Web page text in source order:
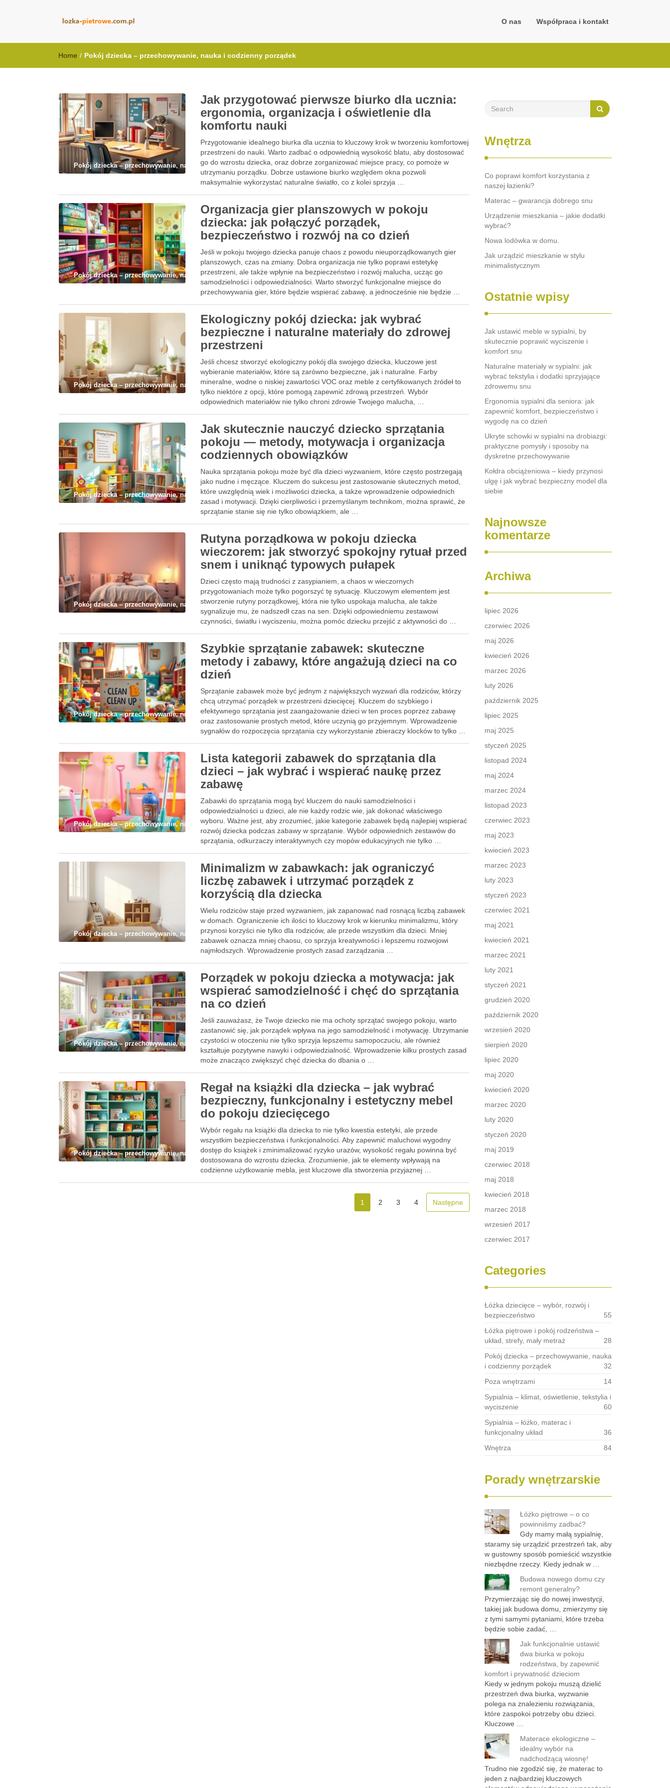
O nas Współpraca i kontakt
Home / Pokój dziecka – przechowywanie, nauka i codzienny porządek
Pokój dziecka – przechowywanie, nauka i codzienny porządek
Jak przygotować pierwsze biurko dla ucznia:
ergonomia, organizacja i oświetlenie dla
komfortu nauki
Przygotowanie idealnego biurka dla ucznia to kluczowy krok w tworzeniu komfortowej
przestrzeni do nauki. Warto zadbać o odpowiednią wysokość blatu, aby dostosować
go do wzrostu dziecka, oraz dobrze zorganizować miejsce pracy, co pomoże w
utrzymaniu porządku. Dobrze ustawione biurko względem okna pozwoli
maksymalnie wykorzystać naturalne światło, co z kolei sprzyja …
Pokój dziecka – przechowywanie, nauka i codzienny porządek
Organizacja gier planszowych w pokoju
dziecka: jak połączyć porządek,
bezpieczeństwo i rozwój na co dzień
Jeśli w pokoju twojego dziecka panuje chaos z powodu nieuporządkowanych gier
planszowych, czas na zmiany. Dobra organizacja nie tylko poprawi estetykę
przestrzeni, ale także wpłynie na bezpieczeństwo i rozwój malucha, ucząc go
samodzielności i odpowiedzialności. Warto stworzyć funkcjonalne miejsce do
przechowywania gier, które będzie wspierać zabawę, a jednocześnie nie będzie …
Pokój dziecka – przechowywanie, nauka i codzienny porządek
Ekologiczny pokój dziecka: jak wybrać
bezpieczne i naturalne materiały do zdrowej
przestrzeni
Jeśli chcesz stworzyć ekologiczny pokój dla swojego dziecka, kluczowe jest
wybieranie materiałów, które są zarówno bezpieczne, jak i naturalne. Farby
mineralne, wodne o niskiej zawartości VOC oraz meble z certyfikowanych źródeł to
tylko niektóre z opcji, które pomogą zapewnić zdrową przestrzeń. Wybór
odpowiednich materiałów nie tylko chroni zdrowie Twojego malucha, …
Pokój dziecka – przechowywanie, nauka i codzienny porządek
Jak skutecznie nauczyć dziecko sprzątania
pokoju — metody, motywacja i organizacja
codziennych obowiązków
Nauka sprzątania pokoju może być dla dzieci wyzwaniem, które często postrzegają
jako nudne i męczące. Kluczem do sukcesu jest zastosowanie skutecznych metod,
które uwzględnią wiek i możliwości dziecka, a także wprowadzenie odpowiednich
zasad i motywacji. Dzięki cierpliwości i przemyślanym technikom, można sprawić, że
sprzątanie stanie się nie tylko obowiązkiem, ale …
Pokój dziecka – przechowywanie, nauka i codzienny porządek
Rutyna porządkowa w pokoju dziecka
wieczorem: jak stworzyć spokojny rytuał przed
snem i uniknąć typowych pułapek
Dzieci często mają trudności z zasypianiem, a chaos w wieczornych
przygotowaniach może tylko pogorszyć tę sytuację. Kluczowym elementem jest
stworzenie rutyny porządkowej, która nie tylko uspokaja malucha, ale także
sygnalizuje mu, że nadszedł czas na sen. Dzięki odpowiedniemu zestawowi
czynności, światłu i wyciszeniu, można pomóc dziecku przejść z aktywności do …
Pokój dziecka – przechowywanie, nauka i codzienny porządek
Szybkie sprzątanie zabawek: skuteczne
metody i zabawy, które angażują dzieci na co
dzień
Sprzątanie zabawek może być jednym z największych wyzwań dla rodziców, którzy
chcą utrzymać porządek w przestrzeni dziecięcej. Kluczem do szybkiego i
efektywnego sprzątania jest zaangażowanie dzieci w ten proces poprzez zabawę
oraz zastosowanie prostych metod, które uczynią go przyjemnym. Wprowadzenie
sygnałów do rozpoczęcia sprzątania czy wykorzystanie zbieraczy klocków to tylko …
Pokój dziecka – przechowywanie, nauka i codzienny porządek
Lista kategorii zabawek do sprzątania dla
dzieci – jak wybrać i wspierać naukę przez
zabawę
Zabawki do sprzątania mogą być kluczem do nauki samodzielności i
odpowiedzialności u dzieci, ale nie każdy rodzic wie, jak dokonać właściwego
wyboru. Ważne jest, aby zrozumieć, jakie kategorie zabawek będą najlepiej wspierać
rozwój dziecka podczas zabawy w sprzątanie. Wybór odpowiednich zestawów do
sprzątania, odkurzaczy interaktywnych czy mopów edukacyjnych nie tylko …
Pokój dziecka – przechowywanie, nauka i codzienny porządek
Minimalizm w zabawkach: jak ograniczyć
liczbę zabawek i utrzymać porządek z
korzyścią dla dziecka
Wielu rodziców staje przed wyzwaniem, jak zapanować nad rosnącą liczbą zabawek
w domach. Ograniczenie ich ilości to kluczowy krok w kierunku minimalizmu, który
przynosi korzyści nie tylko dla rodziców, ale przede wszystkim dla dzieci. Mniej
zabawek oznacza mniej chaosu, co sprzyja kreatywności i lepszemu rozwojowi
najmłodszych. Wprowadzenie prostych zasad zarządzania …
Pokój dziecka – przechowywanie, nauka i codzienny porządek
Porządek w pokoju dziecka a motywacja: jak
wspierać samodzielność i chęć do sprzątania
na co dzień
Jeśli zauważasz, że Twoje dziecko nie ma ochoty sprzątać swojego pokoju, warto
zastanowić się, jak porządek wpływa na jego samodzielność i motywację. Utrzymanie
czystości w otoczeniu nie tylko sprzyja lepszemu samopoczuciu, ale również
kształtuje pozytywne nawyki i odpowiedzialność. Wprowadzenie kilku prostych zasad
może znacząco zwiększyć chęć dziecka do dbania o …
Pokój dziecka – przechowywanie, nauka i codzienny porządek
Regał na książki dla dziecka – jak wybrać
bezpieczny, funkcjonalny i estetyczny mebel
do pokoju dziecięcego
Wybór regału na książki dla dziecka to nie tylko kwestia estetyki, ale przede
wszystkim bezpieczeństwa i funkcjonalności. Aby zapewnić maluchowi wygodny
dostęp do książek i zminimalizować ryzyko urazów, wysokość regału powinna być
dostosowana do wzrostu dziecka. Zrozumienie, jak te elementy wpływają na
codzienne użytkowanie mebla, jest kluczowe dla stworzenia przyjaznej …
1 2 3 4 Następne
Wnętrza
Co poprawi komfort korzystania z
naszej łazienki?
Materac – gwarancja dobrego snu
Urządzenie mieszkania – jakie dodatki
wybrać?
Nowa lodówka w domu.
Jak urządzić mieszkanie w stylu
minimalistycznym
Ostatnie wpisy
Jak ustawić meble w sypialni, by
skutecznie poprawić wyciszenie i
komfort snu
Naturalne materiały w sypialni: jak
wybrać tekstylia i dodatki sprzyjające
zdrowemu snu
Ergonomia sypialni dla seniora: jak
zapewnić komfort, bezpieczeństwo i
wygodę na co dzień
Ukryte schowki w sypialni na drobiazgi:
praktyczne pomysły i sposoby na
dyskretne przechowywanie
Kołdra obciążeniowa – kiedy przynosi
ulgę i jak wybrać bezpieczny model dla
siebie
Najnowsze
komentarze
Archiwa
lipiec 2026
czerwiec 2026
maj 2026
kwiecień 2026
marzec 2026
luty 2026
październik 2025
lipiec 2025
maj 2025
styczeń 2025
listopad 2024
maj 2024
marzec 2024
listopad 2023
czerwiec 2023
maj 2023
kwiecień 2023
marzec 2023
luty 2023
styczeń 2023
czerwiec 2021
maj 2021
kwiecień 2021
marzec 2021
luty 2021
styczeń 2021
grudzień 2020
październik 2020
wrzesień 2020
sierpień 2020
lipiec 2020
maj 2020
kwiecień 2020
marzec 2020
luty 2020
styczeń 2020
maj 2019
czerwiec 2018
maj 2018
kwiecień 2018
marzec 2018
wrzesień 2017
czerwiec 2017
Categories
Łóżka dziecięce – wybór, rozwój i
bezpieczeństwo
55
Łóżka piętrowe i pokój rodzeństwa –
układ, strefy, mały metraż
28
Pokój dziecka – przechowywanie, nauka
i codzienny porządek
32
Poza wnętrzami
14
Sypialnia – klimat, oświetlenie, tekstylia i
wyciszenie
60
Sypialnia – łóżko, materac i
funkcjonalny układ
36
Wnętrza
84
Porady wnętrzarskie
Łóżko piętrowe – o co
powinniśmy zadbać?
Gdy mamy małą sypialnię,
staramy się urządzić przestrzeń tak, aby
w gustowny sposób pomieścić wszystkie
niezbędne rzeczy. Kiedy jednak w …
Budowa nowego domu czy
remont generalny?
Przymierzając się do nowej inwestycji,
takiej jak budowa domu, zmierzymy się
z tymi samymi pytaniami, które trzeba
będzie sobie zadać, …
Jak funkcjonalnie ustawić
dwa biurka w pokoju
rodzeństwa, by zapewnić
komfort i prywatność dzieciom
Kiedy w jednym pokoju muszą dzielić
przestrzeń dwa biurka, wyzwanie
polega na znalezieniu rozwiązania,
które zaspokoi potrzeby obu dzieci.
Kluczowe …
Materace ekologiczne –
idealny wybór na
nadchodzącą wiosnę!
Trudno nie zgodzić się, że materac to
jeden z najbardziej kluczowych